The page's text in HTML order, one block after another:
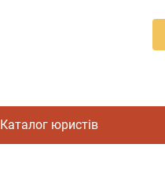
Каталог юристів